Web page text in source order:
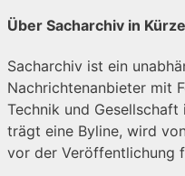
Über Sacharchiv in Kürze
Sacharchiv ist ein
Nachrichtenanbieter mit
Technik und
trägt eine Byline, wird
vor der Veröffentlichung